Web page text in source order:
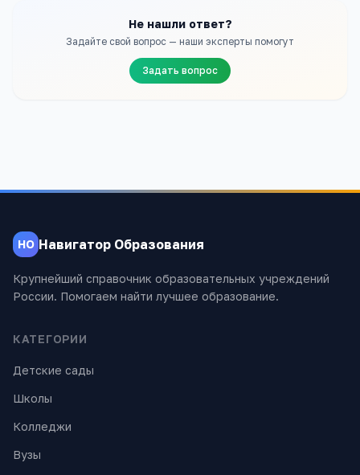
Не нашли ответ?
Задайте свой вопрос — наши эксперты помогут
Задать вопрос
НО Навигатор Образования
Крупнейший справочник образовательных учреждений
России. Помогаем найти лучшее образование.
КАТЕГОРИИ
Детские сады
Школы
Колледжи
Вузы